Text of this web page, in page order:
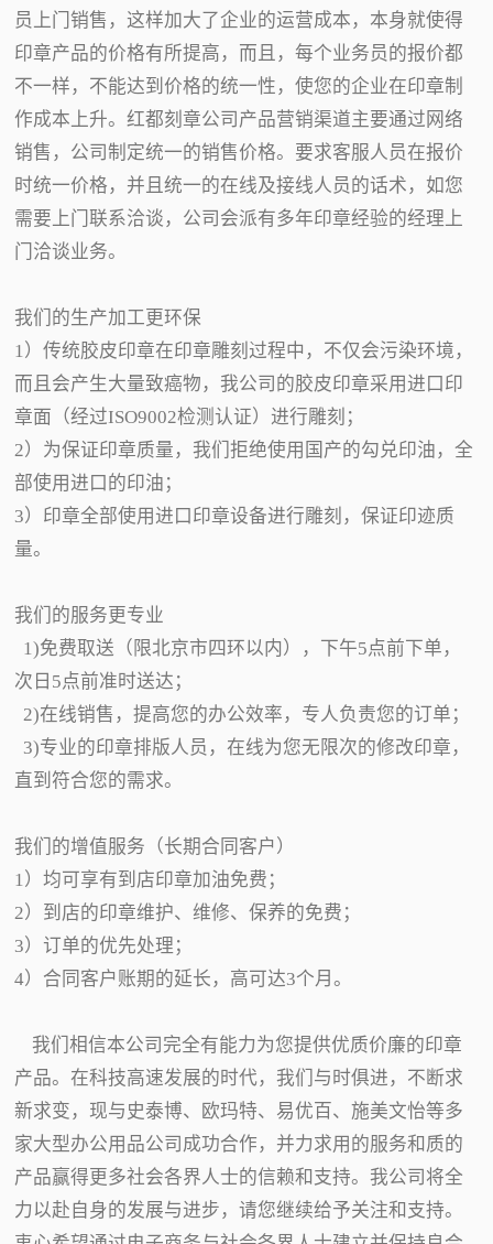
员上门销售，这样加大了企业的运营成本，本身就使得
印章产品的价格有所提高，而且，每个业务员的报价都
不一样，不能达到价格的统一性，使您的企业在印章制
作成本上升。红都刻章公司产品营销渠道主要通过网络
销售，公司制定统一的销售价格。要求客服人员在报价
时统一价格，并且统一的在线及接线人员的话术，如您
需要上门联系洽谈，公司会派有多年印章经验的经理上
门洽谈业务。
我们的生产加工更环保
1）传统胶皮印章在印章雕刻过程中，不仅会污染环境，
而且会产生大量致癌物，我公司的胶皮印章采用进口印
章面（经过ISO9002检测认证）进行雕刻；
2）为保证印章质量，我们拒绝使用国产的勾兑印油，全
部使用进口的印油；
3）印章全部使用进口印章设备进行雕刻，保证印迹质
量。
我们的服务更专业
1)免费取送（限北京市四环以内），下午5点前下单，
次日5点前准时送达；
2)在线销售，提高您的办公效率，专人负责您的订单；
3)专业的印章排版人员，在线为您无限次的修改印章，
直到符合您的需求。
我们的增值服务（长期合同客户）
1）均可享有到店印章加油免费；
2）到店的印章维护、维修、保养的免费；
3）订单的优先处理；
4）合同客户账期的延长，高可达3个月。
我们相信本公司完全有能力为您提供优质价廉的印章
产品。在科技高速发展的时代，我们与时俱进，不断求
新求变，现与史泰博、欧玛特、易优百、施美文怡等多
家大型办公用品公司成功合作，并力求用的服务和质的
产品赢得更多社会各界人士的信赖和支持。我公司将全
力以赴自身的发展与进步，请您继续给予关注和支持。